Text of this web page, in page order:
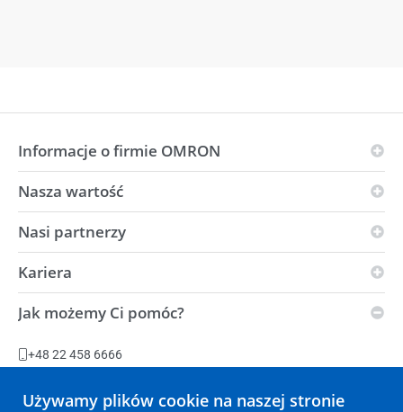
Informacje o firmie OMRON
Zasady OMRON
Grupy branżowe
Globalna obecność
OMRON i środowisko
Warunki dostawy
Oświadczenie w sprawie ustawy dotyczącej niewolnictwa
Nasza wartość
Wizja
i-Automation!
Siła
Centrum automatyzacji
Zakłady produkcyjne
Nasi partnerzy
Partnerzy w dziedzinie innowacji
Dystrybutorzy
Kariera
Oferty pracy
Jak możemy Ci pomóc?
+48 22 458 6666
Używamy plików cookie na naszej stronie